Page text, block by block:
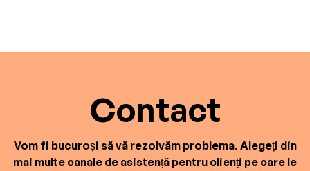
Contact
Vom fi bucuroși să vă rezolvăm problema. Alegeți din
mai multe canale de asistență pentru clienți pe care le